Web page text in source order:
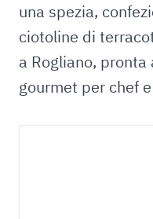
una spezia,
ciotoline di
a Rogliano, pronta
gourmet per chef